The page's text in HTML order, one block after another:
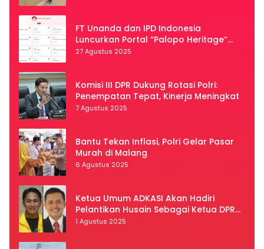
FT Unanda dan IPD Indonesia
Luncurkan Portal “Palopo Heritage”
Secara Virtual
27 Agustus 2025
Komisi III DPR Dukung Rotasi Polri:
Penempatan Tepat, Kinerja Meningkat
7 Agustus 2025
Bantu Tekan Inflasi, Polri Gelar Pasar
Murah di Malang
6 Agustus 2025
Ketua Umum ADKASI Akan Hadiri
Pelantikan Husain Sebagai Ketua DPRD
Luwu Utara
1 Agustus 2025